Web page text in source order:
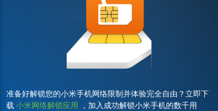
准备好解锁您的小米手机网络限制并体验完全自由？立即下
载 小米网络解锁应用 ，加入成功解锁小米手机的数千用